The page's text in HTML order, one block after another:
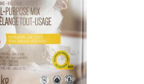
AU PANIER / DÉTAILS